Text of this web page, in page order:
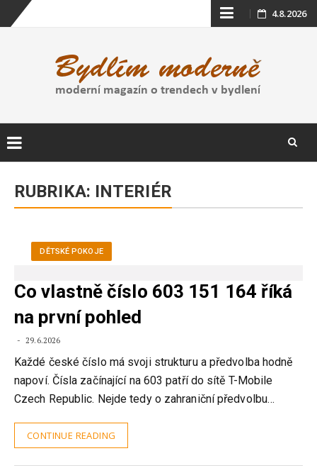
Skip
content
4.8.2026
contentRUBRIKA: INTERIÉR
DĚTSKÉ POKOJE
Co vlastně číslo 603 151 164 říká
na první pohled
29.6.2026
Každé české číslo má svoji strukturu a předvolba hodně
napoví. Čísla začínající na 603 patří do sítě T-Mobile
Czech Republic. Nejde tedy o zahraniční předvolbu…
CONTINUE READING